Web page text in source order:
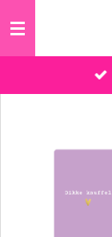
Ga
de